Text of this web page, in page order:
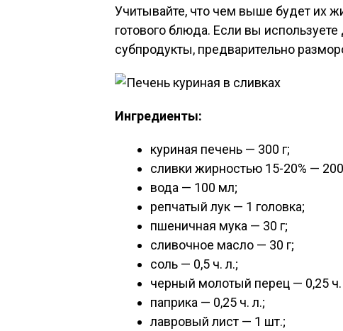
Учитывайте, что чем выше будет их
готового блюда. Если вы
субпродукты, предварительно
Ингредиенты:
куриная печень — 300 г;
сливки жирностью 15-20% —
вода — 100 мл;
репчатый лук — 1 головка;
пшеничная мука — 30 г;
сливочное масло — 30 г;
соль — 0,5 ч. л.;
черный молотый перец — 0,25 ч.
паприка — 0,25 ч. л.;
лавровый лист — 1 шт.;